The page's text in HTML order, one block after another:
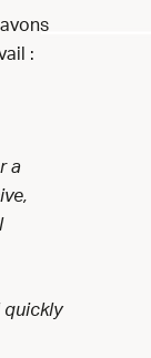
:
a
quickly